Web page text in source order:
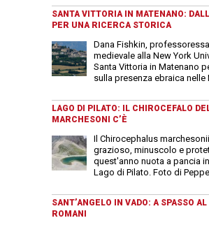
SANTA VITTORIA IN MATENANO:
PER UNA RICERCA STORICA
Dana Fishkin,
medievale alla New York
Santa Vittoria in Matenano
sulla presenza ebraica nelle
LAGO DI PILATO: IL CHIROCEFALO
MARCHESONI C’È
Il Chirocephalus
grazioso, minuscolo e
quest'anno nuota a pancia
Lago di Pilato. Foto di
SANT’ANGELO IN VADO: A SPASSO
ROMANI